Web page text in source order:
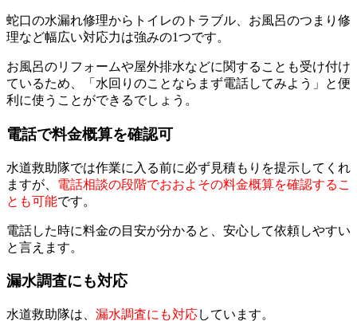
蛇口の水漏れ修理からトイレのトラブル、お風呂のつまり修
理など幅広い対応力は強みの1つです。
お風呂のリフォームや屋外排水などに関することも受け付け
ているため、「水回りのことならまず電話してみよう」と便
利に使うことができるでしょう。
電話で料金概算を確認可
水道救助隊では作業に入る前に必ず見積もりを提示してくれ
ますが、 電話相談の段階でおおよその料金概算を確認するこ
とも可能です。
電話した時に料金の目安が分かると、安心して依頼しやすい
と言えます。
漏水調査にも対応
水道救助隊は、 漏水調査にも対応しています。